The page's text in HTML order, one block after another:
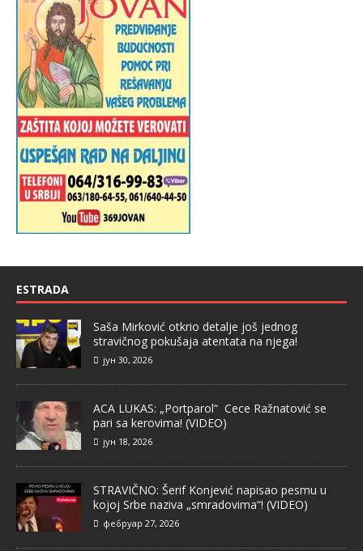
ESTRADA
Saša Mirković otkrio detalje još jednog
stravičnog pokušaja atentata na njega!
јун 30, 2026
ACA LUKAS: „Portparol“ Cece Ražnatović se
pari sa kerovima! (VIDEO)
јун 18, 2026
STRAVIČNO: Šerif Konjević napisao pesmu u
kojoj Srbe naziva „smradovima“! (VIDEO)
фебруар 27, 2026